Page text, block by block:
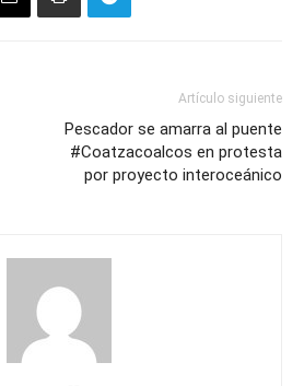
Artículo siguiente
Pescador se amarra al puente
#Coatzacoalcos en protesta
por proyecto interoceánico